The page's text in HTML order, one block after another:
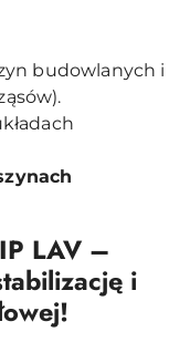
budowlanych i
LAV –
i